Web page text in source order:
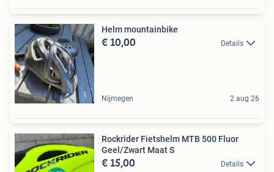
Helm mountainbike
€ 10,00 Details
Nijmegen 2 aug 26
Rockrider Fietshelm MTB 500 Fluor
Geel/Zwart Maat S
€ 15,00 Details